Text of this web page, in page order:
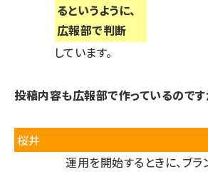
るというように、
広報部で判断
しています。
――投稿内容も広報部で作っているのです
桜井
運用を開始するときに、ブ